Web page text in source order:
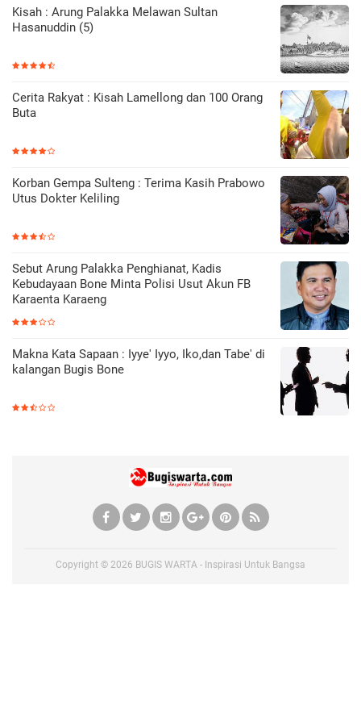
Kisah : Arung Palakka Melawan Sultan
Hasanuddin (5)
Cerita Rakyat : Kisah Lamellong dan 100 Orang
Buta
Korban Gempa Sulteng : Terima Kasih Prabowo
Utus Dokter Keliling
Sebut Arung Palakka Penghianat, Kadis
Kebudayaan Bone Minta Polisi Usut Akun FB
Karaenta Karaeng
Makna Kata Sapaan : Iyye' Iyyo, Iko,dan Tabe' di
kalangan Bugis Bone
Copyright © 2026 BUGIS WARTA - Inspirasi Untuk Bangsa